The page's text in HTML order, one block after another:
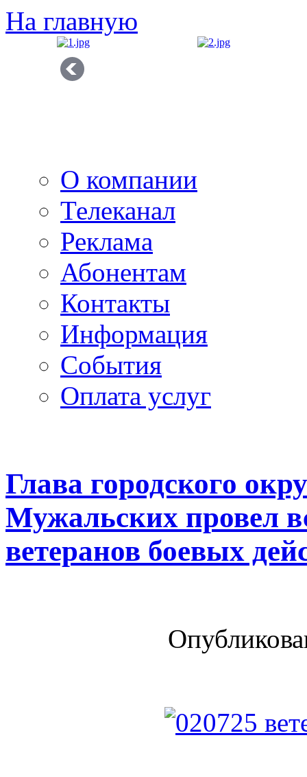
На главную
О компании
Телеканал
Реклама
Абонентам
Контакты
Информация
Cобытия
Оплата услуг
Глава городского
Мужальских провел
ветеранов боевых